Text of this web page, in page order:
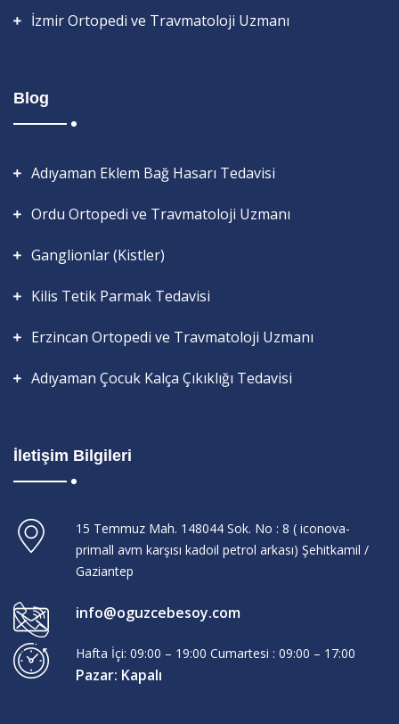
İzmir Ortopedi ve Travmatoloji Uzmanı
Blog
Adıyaman Eklem Bağ Hasarı Tedavisi
Ordu Ortopedi ve Travmatoloji Uzmanı
Ganglionlar (Kistler)
Kilis Tetik Parmak Tedavisi
Erzincan Ortopedi ve Travmatoloji Uzmanı
Adıyaman Çocuk Kalça Çıkıklığı Tedavisi
İletişim Bilgileri
15 Temmuz Mah. 148044 Sok. No : 8 ( iconova-
primall avm karşısı kadoil petrol arkası) Şehitkamil /
Gaziantep
info@oguzcebesoy.com
Hafta İçi: 09:00 – 19:00 Cumartesi : 09:00 – 17:00
Pazar: Kapalı